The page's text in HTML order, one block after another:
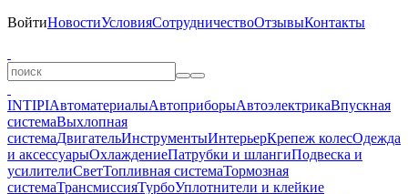
ВойтиНовостиУсловияСотрудничествоОтзывыКонтакты
INTIPIАвтоматериалыАвтоприборыАвтоэлектрикаВпускная
системаВыхлопная
системаДвигательИнструментыИнтерьерКрепеж колесОдежда
и аксессуарыОхлаждениеПатрубки и шлангиПодвеска и
усилителиСветТопливная системаТормозная
системаТрансмиссияТурбоУплотнители и клейкие